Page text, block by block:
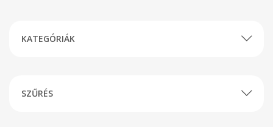
KATEGÓRIÁK
SZŰRÉS